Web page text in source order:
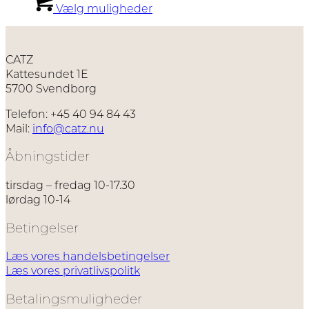
varesiden
til
850,00 kr.
Vælg mulighedervare
har
CATZ
Kattesundet 1E
5700 Svendborg
Telefon: +45 40 94 84 43
Mail: info@catz.nu
Åbningstider
tirsdag – fredag 10-17.30
lørdag 10-14
Betingelser
Læs vores handelsbetingelser
Læs vores privatlivspolitk
Betalingsmuligheder